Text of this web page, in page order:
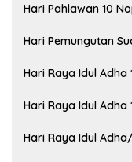
Hari Pahlawan 10
Hari Pemungutan
Hari Raya Idul Adha
Hari Raya Idul Adha
Hari Raya Idul